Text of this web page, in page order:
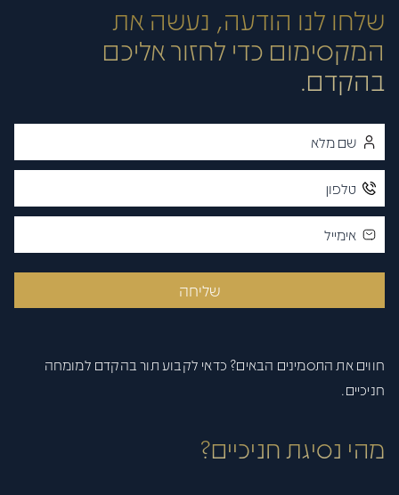
פתח
שלחו לנו הודעה, נעשה את
המקסימום כדי לחזור אליכם
בהקדם.
שליחה
חווים את התסמינים הבאים? כדאי לקבוע תור בהקדם למומחה
חניכיים.
מהי נסיגת חניכיים?